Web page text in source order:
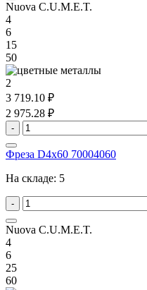
Nuova C.U.M.E.T.
4
6
15
50
2
3 719.10 ₽
2 975.28 ₽
-
Фреза D4x60 70004060
На складе: 5
-
Nuova C.U.M.E.T.
4
6
25
60